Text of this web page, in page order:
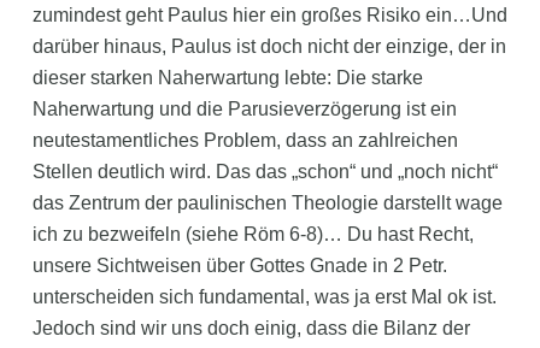
zumindest geht Paulus hier ein großes Risiko ein…Und
darüber hinaus, Paulus ist doch nicht der einzige, der in
dieser starken Naherwartung lebte: Die starke
Naherwartung und die Parusieverzögerung ist ein
neutestamentliches Problem, dass an zahlreichen
Stellen deutlich wird. Das das „schon“ und „noch nicht“
das Zentrum der paulinischen Theologie darstellt wage
ich zu bezweifeln (siehe Röm 6-8)… Du hast Recht,
unsere Sichtweisen über Gottes Gnade in 2 Petr.
unterscheiden sich fundamental, was ja erst Mal ok ist.
Jedoch sind wir uns doch einig, dass die Bilanz der